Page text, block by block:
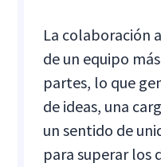
La colaboración
de un equipo
partes, lo que
de ideas, una
un sentido de
para superar los